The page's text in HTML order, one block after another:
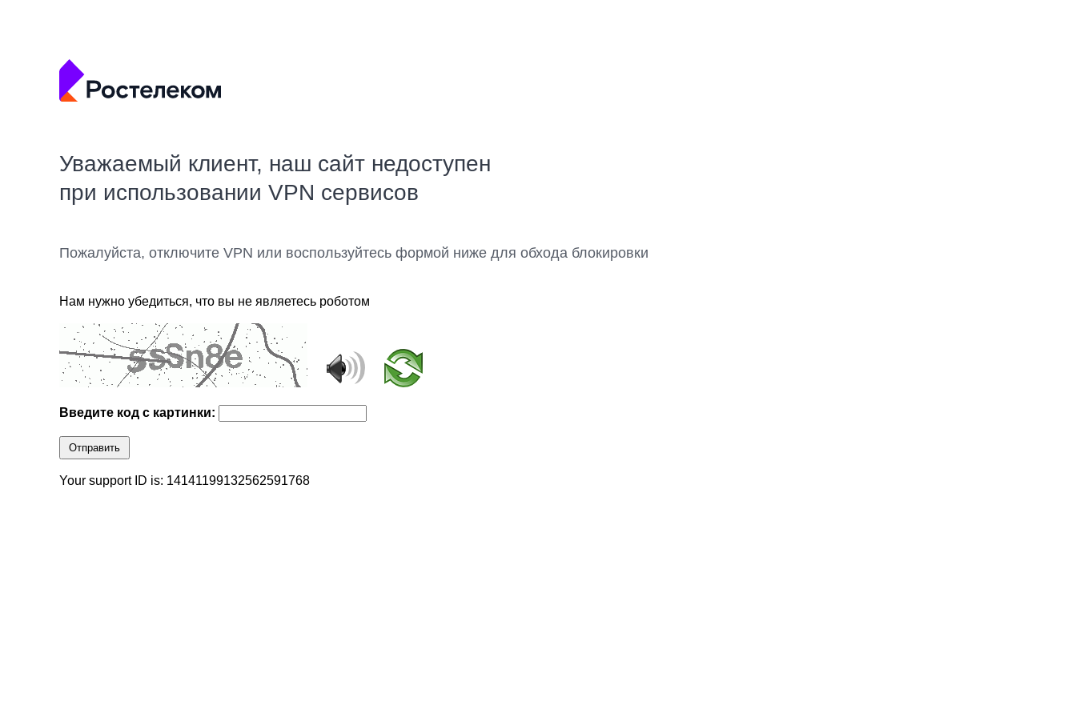
Уважаемый клиент, наш сайт недоступен
при использовании VPN сервисов
Пожалуйста, отключите VPN или воспользуйтесь формой ниже для обхода блокировки
Нам нужно убедиться, что вы не являетесь роботом
Введите код с картинки:
Отправить
Your support ID is: 14141199132562591768